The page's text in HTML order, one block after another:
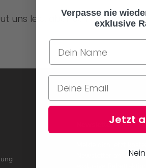
uns leid, aber deine Suche
Newsletter
Newsletter an und
Verpasse nie
exklusive
Jetzt